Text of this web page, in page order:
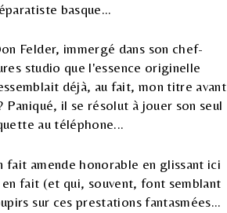
basque...
Felder, immergé dans son chef-
studio que l'essence originelle
déjà, au fait, mon titre avant
Paniqué, il se résolut à jouer son seul
au téléphone...
amende honorable en glissant ici
fait (et qui, souvent, font semblant
sur ces prestations fantasmées...